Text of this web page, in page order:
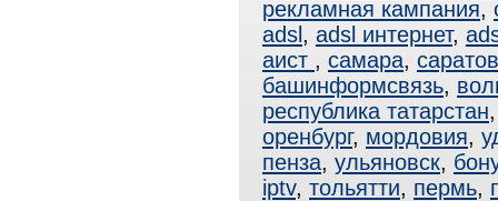
рекламная кампания,
adsl , adsl интернет,
аист , самара, саратов
башинформсвязь,
республика татарстан
оренбург, мордовия,
пенза, ульяновск,
iptv, тольятти, пермь,